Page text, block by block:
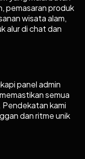
pemasaran produk
wisata alam,
alur di chat dan
panel admin
semua
kami
dan ritme unik